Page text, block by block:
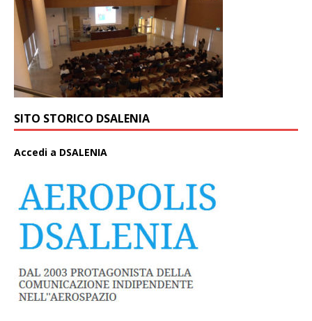
SITO STORICO DSALENIA
Accedi a DSALENIA